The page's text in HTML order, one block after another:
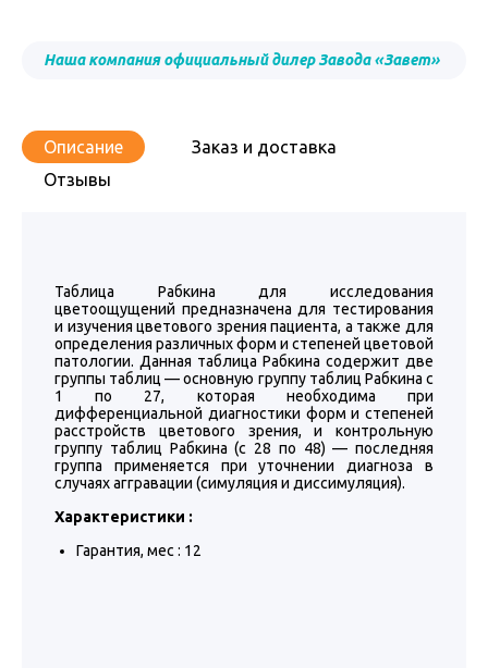
Наша компания официальный дилер Завода «Завет»
Описание
Заказ и доставка
Отзывы
Таблица Рабкина для исследования
цветоощущений предназначена для тестирования
и изучения цветового зрения пациента, а также для
определения различных форм и степеней цветовой
патологии. Данная таблица Рабкина содержит две
группы таблиц — основную группу таблиц Рабкина с
1 по 27, которая необходима при
дифференциальной диагностики форм и степеней
расстройств цветового зрения, и контрольную
группу таблиц Рабкина (с 28 по 48) — последняя
группа применяется при уточнении диагноза в
случаях аггравации (симуляция и диссимуляция).
Характеристики :
Гарантия, мес : 12